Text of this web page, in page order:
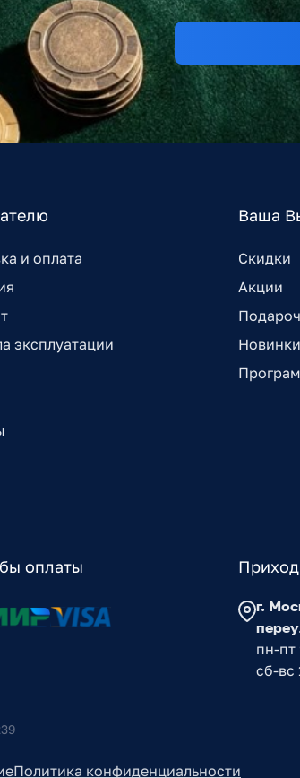
и оплата
эксплуатации
Ваша
Скидки
Акции
Новинки
оплаты
г.
пн-пт
сб-вс
Политика конфиденциальности